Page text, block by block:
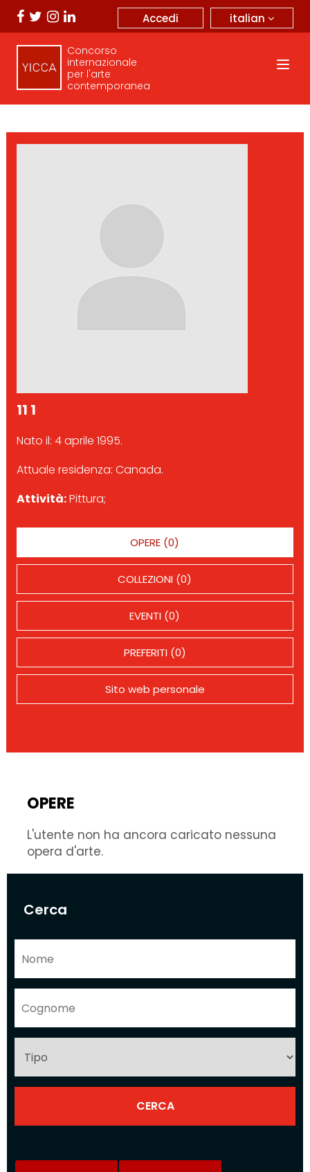
italian
Accedi
Concorso
internazionale
per l'arte
contemporanea
Cerca
11 1
Nato il: 4 aprile 1995.
Attuale residenza: Canada.
Attività:Pittura;
OPERE (0)
COLLEZIONI (0)
EVENTI (0)
PREFERITI (0)
Sito web personale
OPERE
L'utente non ha ancora caricato nessuna
opera d'arte.